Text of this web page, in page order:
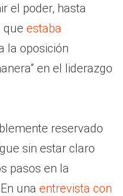
el poder, hasta
que estaba
la oposición
en el liderazgo
reservado
sin estar claro
pasos en la
una entrevista con